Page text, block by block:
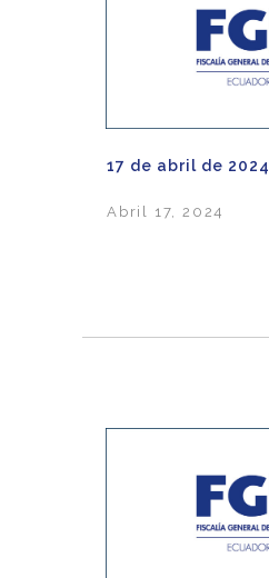
17 de abril de 2024
Abril 17, 2024